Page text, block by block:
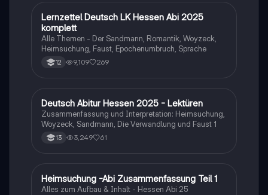
Deutsch
Lernzettel Deutsch LK Hessen Abi 2025
komplett
Alle Themen - Der Sandmann, Romantik, Woyzeck,
Heimsuchung, Faust, Epochenumbruch, Sprache
12 9,109 269
Deutsch
Deutsch Abitur Hessen 2025 - Lektüren
Zusammenfassung und Interpretation: Heimsuchung,
Woyzeck, Sandmann, Die Verwandlung und Faust 1
13 3,249 61
Deutsch
Heimsuchung -Abi Zusammenfassung Teil 1
Alles zum Aufbau & Inhalt - Hessen Abi 25